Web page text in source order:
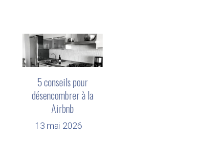
5 conseils pour
désencombrer à la
Airbnb
13 mai 2026